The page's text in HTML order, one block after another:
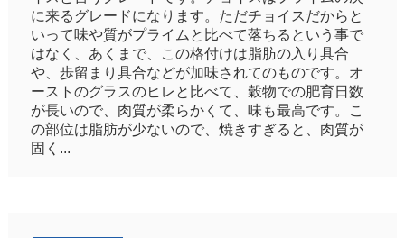
に来るグレードになります。ただチョイスだからと
いって味や質がプライムと比べて落ちるという事で
はなく、あくまで、この格付けは脂肪の入り具合
や、歩留まり具合などが加味されてのものです。オ
ーストのグラスのヒレと比べて、穀物での肥育日数
が長いので、肉質が柔らかくて、味も最高です。こ
の部位は脂肪が少ないので、焼きすぎると、肉質が
固く...